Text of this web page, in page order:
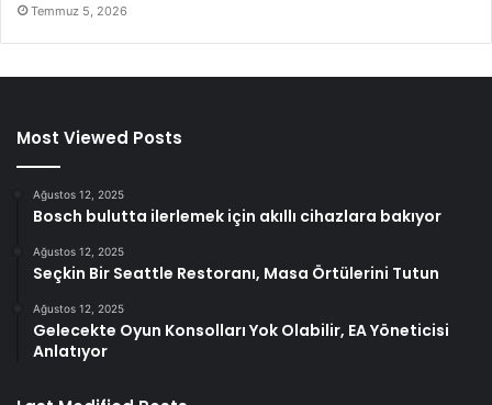
Temmuz 5, 2026
Most Viewed Posts
Ağustos 12, 2025
Bosch bulutta ilerlemek için akıllı cihazlara bakıyor
Ağustos 12, 2025
Seçkin Bir Seattle Restoranı, Masa Örtülerini Tutun
Ağustos 12, 2025
Gelecekte Oyun Konsolları Yok Olabilir, EA Yöneticisi
Anlatıyor